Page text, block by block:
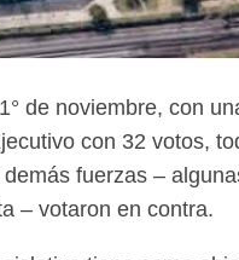
de noviembre, con
con 32 votos,
fuerzas –
– votaron en contra.